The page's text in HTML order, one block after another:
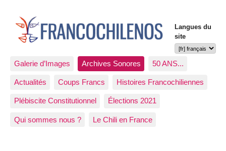
Langues du
site
Galerie d’Images Archives Sonores 50 ANS...
Actualités Coups Francs Histoires Francochiliennes
Plébiscite Constitutionnel Élections 2021
Qui sommes nous ? Le Chili en France